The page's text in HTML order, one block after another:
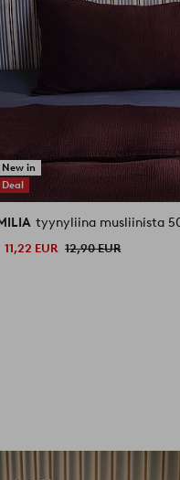
New in
Deal
tyynyliina musliinista
11,22 EUR 12,90 EUR